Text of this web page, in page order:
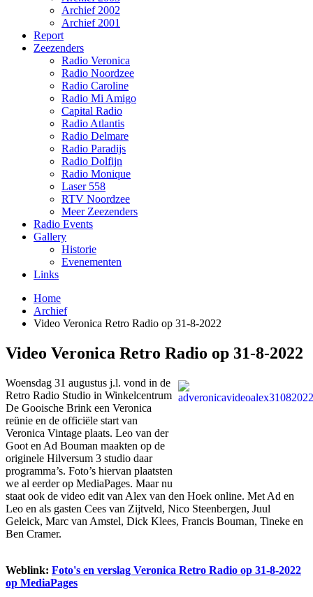
Archief 2002
Archief 2001
Report
Zeezenders
Radio Veronica
Radio Noordzee
Radio Caroline
Radio Mi Amigo
Capital Radio
Radio Atlantis
Radio Delmare
Radio Paradijs
Radio Dolfijn
Radio Monique
Laser 558
RTV Noordzee
Meer Zeezenders
Radio Events
Gallery
Historie
Evenementen
Links
Home
Archief
Video Veronica Retro Radio op 31-8-2022
Video Veronica Retro Radio op 31-8-2022
Woensdag 31 augustus j.l. vond in de
Retro Radio Studio in Winkelcentrum
De Gooische Brink een Veronica
reünie en de officiële start van
Veronica Vintage plaats. Leo van der
Goot en Ad Bouman maakten op de
originele Hilversum 3 studio daar
programma’s. Foto’s hiervan plaatsten
we al eerder op MediaPages. Maar nu
staat ook de video edit van Alex van den Hoek online. Met Ad en
Leo en als gasten Cees van Zijtveld, Nico Steenbergen, Juul
Geleick, Marc van Amstel, Dick Klees, Francis Bouman, Tineke en
Ben Cramer.
Weblink: Foto's en verslag Veronica Retro Radio op 31-8-2022
op MediaPages